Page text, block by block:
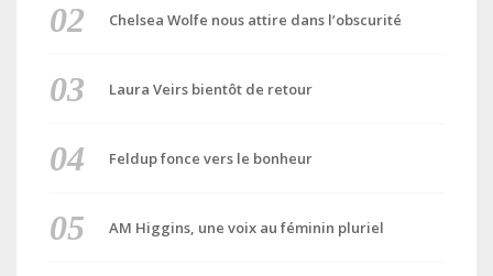
Chelsea Wolfe nous attire dans l’obscurité
Laura Veirs bientôt de retour
Feldup fonce vers le bonheur
AM Higgins, une voix au féminin pluriel